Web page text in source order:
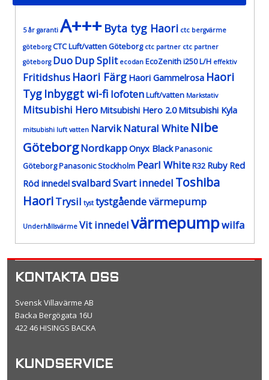
5 år garanti A+++ Byta tyg Haori ctc bergvärme
göteborg CTC Luft/vatten Göteborg ctc partner ctc partner
göteborg DuoDup Split ecodan EcoZenith i250 L/H effektiv
Fritidshus Haori Färg Haori Gammelrosa Haori
Tyg Inbyggt wi-fi lofotenLuft/vatten Markstativ
Mitsubishi Hero Mitsubishi Hero 2.0 Mitsubishi Kyla
mitsubishi luft vatten NarvikNatural White Nibe
GöteborgNordkappOnyx BlackPanasonic
GöteborgPanasonic Stockholm Pearl WhiteR32 Ruby Red
Röd innedelsvalbardSvart innedel Toshiba
HaoriTrysil tyst tystgående värmepump
Underhållsvärme Vit innedelvärmepumpwilfa
KONTAKTA OSS
Svensk Villavärme AB
Backa Bergögata 16U
422 46 HISINGS BACKA
KUNDSERVICE